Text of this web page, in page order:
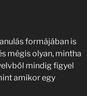
formájában is
mégis olyan, mintha
mindig figyel
amikor egy